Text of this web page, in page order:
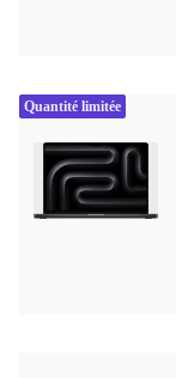
Quantité limitée